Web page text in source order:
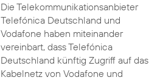
Die Telekommunikationsanbieter
Telefónica Deutschland und
Vodafone haben miteinander
vereinbart, dass Telefónica
Deutschland künftig Zugriff auf das
Kabelnetz von Vodafone und